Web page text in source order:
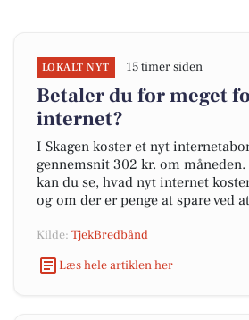
LOKALT NYT 15 timer siden
Betaler du for meget
internet?
I Skagen koster et nyt
gennemsnit 302 kr. om
kan du se, hvad nyt internet
og om der er penge at spare ved
Kilde: TjekBredbånd
Læs hele artiklen her